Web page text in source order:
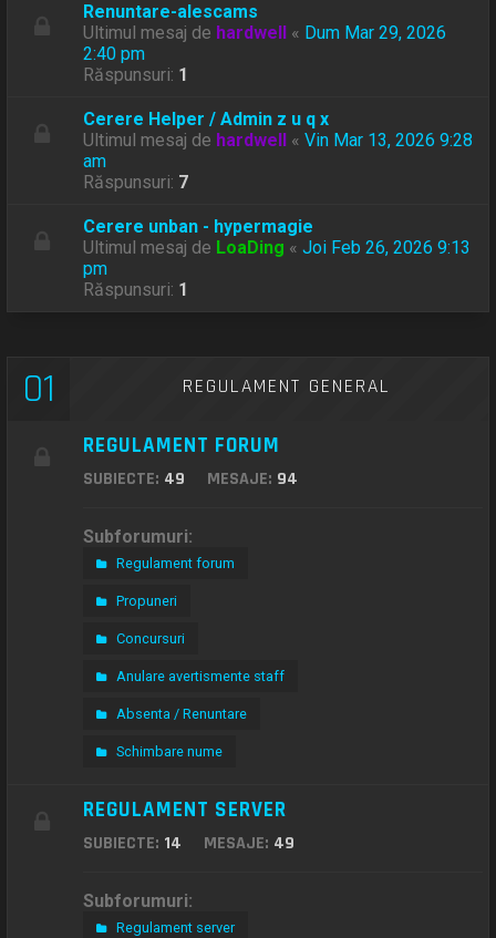
Renuntare-alescams
Ultimul mesaj de hardwell « Dum Mar 29, 2026
2:40 pm
Răspunsuri: 1
Cerere Helper / Admin z u q x
Ultimul mesaj de hardwell «Vin Mar 13, 2026 9:28
am
Răspunsuri: 7
Cerere unban - hypermagie
Ultimul mesaj de LoaDing «Joi Feb 26, 2026 9:13
pm
Răspunsuri: 1
01 REGULAMENT GENERAL
REGULAMENT FORUM
SUBIECTE: 49 MESAJE: 94
Subforumuri:
Regulament forum
Propuneri
Concursuri
Anulare avertismente staff
Absenta / Renuntare
Schimbare nume
REGULAMENT SERVER
SUBIECTE: 14 MESAJE: 49
Subforumuri:
Regulament server